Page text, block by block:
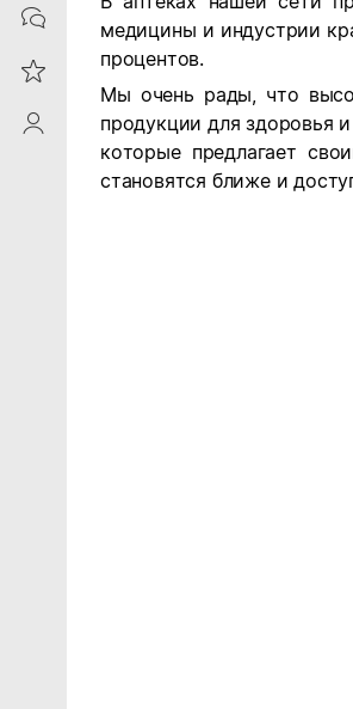
Contacts
Reviews
ProfileSaby
медицины и индустрии
процентов.
Мы очень рады, что
продукции для здоровья
которые предлагает
становятся ближе и